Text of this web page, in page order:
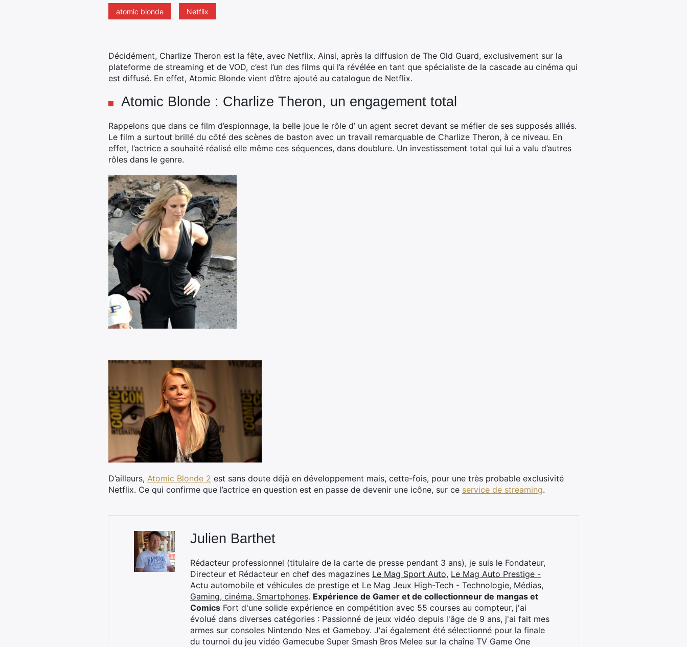
atomic blonde Netflix
Décidément, Charlize Theron est la fête, avec Netflix. Ainsi, après la diffusion de The Old Guard, exclusivement sur la
plateforme de streaming et de VOD, c’est l’un des films qui l’a révélée en tant que spécialiste de la cascade au cinéma qui
est diffusé. En effet, Atomic Blonde vient d’être ajouté au catalogue de Netflix.
Atomic Blonde : Charlize Theron, un engagement total
Rappelons que dans ce film d’espionnage, la belle joue le rôle d’ un agent secret devant se méfier de ses supposés alliés.
Le film a surtout brillé du côté des scènes de baston avec un travail remarquable de Charlize Theron, à ce niveau. En
effet, l’actrice a souhaité réalisé elle même ces séquences, dans doublure. Un investissement total qui lui a valu d’autres
rôles dans le genre.
D’ailleurs, Atomic Blonde 2 est sans doute déjà en développement mais, cette-fois, pour une très probable exclusivité
Netflix. Ce qui confirme que l’actrice en question est en passe de devenir une icône, sur ce service de streaming.
Julien Barthet
Rédacteur professionnel (titulaire de la carte de presse pendant 3 ans), je suis le Fondateur,
Directeur et Rédacteur en chef des magazines Le Mag Sport Auto, Le Mag Auto Prestige -
Actu automobile et véhicules de prestige et Le Mag Jeux High-Tech - Technologie, Médias,
Gaming, cinéma, Smartphones. Expérience de Gamer et de collectionneur de mangas et
Comics Fort d'une solide expérience en compétition avec 55 courses au compteur, j'ai
évolué dans diverses catégories : Passionné de jeux vidéo depuis l'âge de 9 ans, j'ai fait mes
armes sur consoles Nintendo Nes et Gameboy. J'ai également été sélectionné pour la finale
du tournoi du jeu vidéo Gamecube Super Smash Bros Melee sur la chaîne TV Game One